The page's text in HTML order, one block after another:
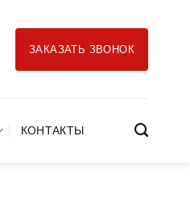
ЗАКАЗАТЬ ЗВОНОК
КОНТАКТЫ